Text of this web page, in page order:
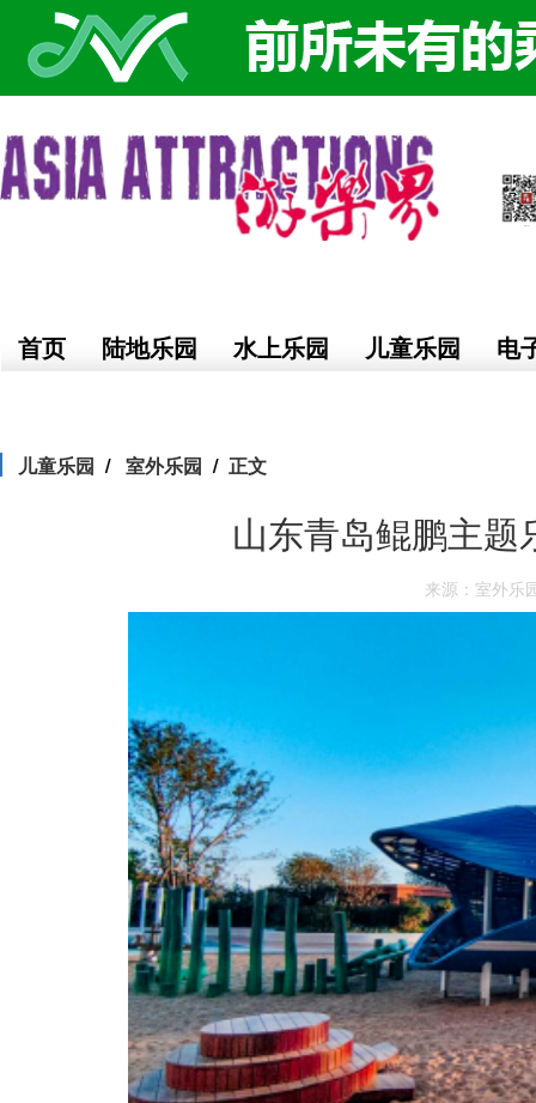
首页 陆地乐园 水上乐园 儿童乐园 电
儿童乐园 室外乐园 正文
山东青岛鲲鹏主题
来源：室外乐